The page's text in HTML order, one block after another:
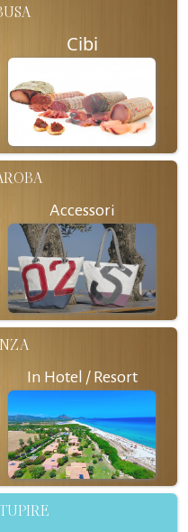
Cibi
Accessori
In Hotel / Resort